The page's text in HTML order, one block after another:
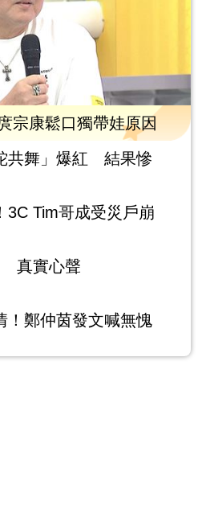
康鬆口獨帶娃原因
共舞」爆紅 結果慘
3C Tim哥成受災戶崩
真實心聲
！鄭仲茵發文喊無愧